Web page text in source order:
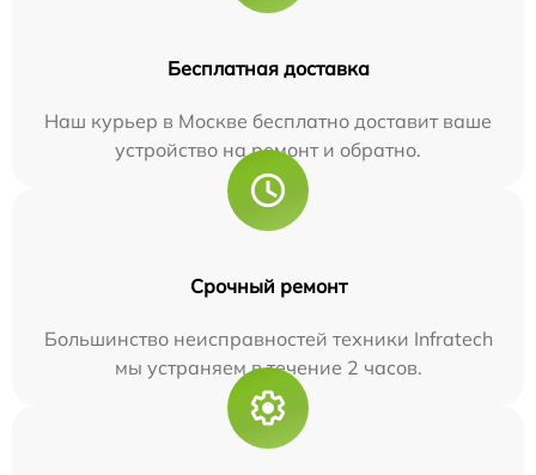
Бесплатная доставка
Наш курьер в Москве бесплатно доставит ваше
устройство на ремонт и обратно.
Срочный ремонт
Большинство неисправностей техники Infratech
мы устраняем в течение 2 часов.